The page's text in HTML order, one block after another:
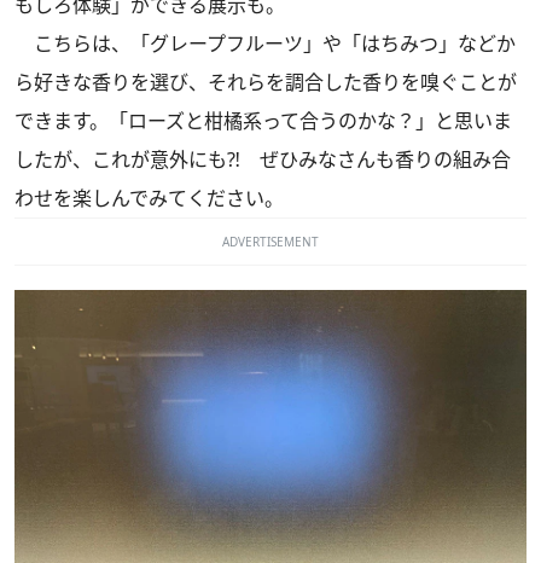
こちらは、「グレープフルーツ」や「はちみつ」などか
ら好きな香りを選び、それらを調合した香りを嗅ぐことが
できます。「ローズと柑橘系って合うのかな？」と思いま
したが、これが意外にも⁈ ぜひみなさんも香りの組み合
わせを楽しんでみてください。
ADVERTISEMENT